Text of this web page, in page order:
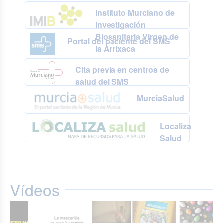
Instituto Murciano de
Investigación
Biosanitaria Virgen de
la Arrixaca
Portal del paciente del SMS
Cita previa en centros de
salud del SMS
MurciaSalud
Localiza
Salud
Vídeos